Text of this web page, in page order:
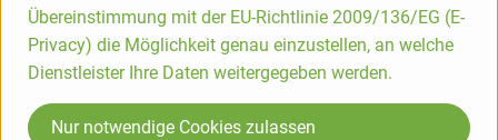
DVÜbereinstimmung mit der EU-Richtlinie 2009/136/EG (E-
Privacy) die Möglichkeit genau einzustellen, an welche
Dienstleister Ihre Daten weitergegeben werden.
Nur notwendige Cookies zulassen